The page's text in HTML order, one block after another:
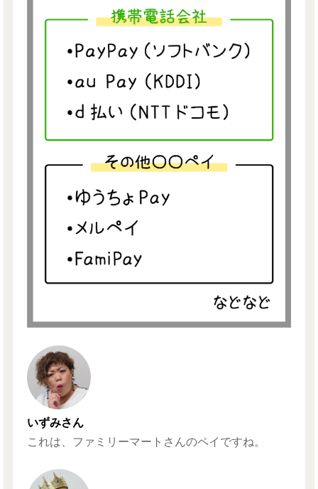
いずみさん
これは、ファミリーマートさんのペイですね。